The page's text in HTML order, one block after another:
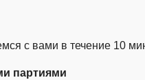
с вами в течение 10
партиями